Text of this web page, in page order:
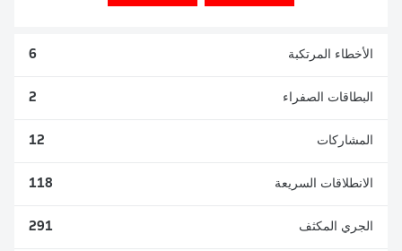
الأخطاء المرتكبة 6
البطاقات الصفراء 2
المشاركات 12
الانطلاقات السريعة 118
الجري المكثف 291